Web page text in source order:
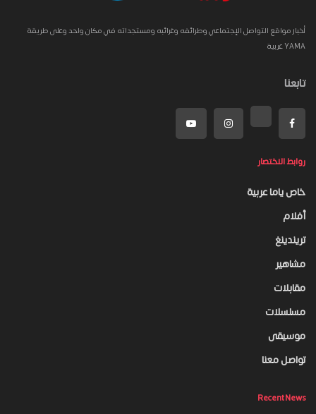
أخبار مواقع التواصل الإجتماعي وطرائفه وغرائبه ومستجداته في مكان واحد وعلى طريقة
YAMA عربية
تابعنا
روابط الاختصار
خاص ياما عربية
أفلام
تريندينغ
مشاهير
مقابلات
مسلسلات
موسيقى
تواصل معنا
Recent News